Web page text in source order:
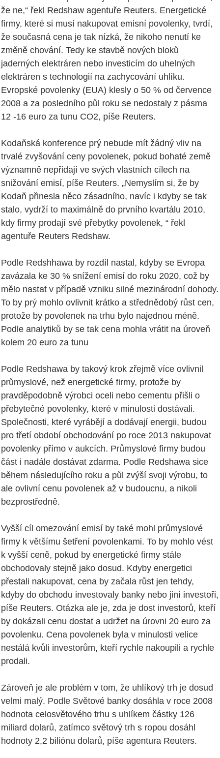
že ne,“ řekl Redshaw agentuře Reuters. Energetické
firmy, které si musí nakupovat emisní povolenky, tvrdí,
že současná cena je tak nízká, že nikoho nenutí ke
změně chování. Tedy ke stavbě nových bloků
jaderných elektráren nebo investicím do uhelných
elektráren s technologií na zachycování uhlíku.
Evropské povolenky (EUA) klesly o 50 % od července
2008 a za posledního půl roku se nedostaly z pásma
12 -16 euro za tunu CO2, píše Reuters.
Kodaňská konference prý nebude mít žádný vliv na
trvalé zvyšování ceny povolenek, pokud bohaté země
významně nepřidají ve svých vlastních cílech na
snižování emisí, píše Reuters. „Nemyslím si, že by
Kodaň přinesla něco zásadního, navíc i kdyby se tak
stalo, vydrží to maximálně do prvního kvartálu 2010,
kdy firmy prodají své přebytky povolenek, “ řekl
agentuře Reuters Redshaw.
Podle Redshhawa by rozdíl nastal, kdyby se Evropa
zavázala ke 30 % snížení emisí do roku 2020, což by
mělo nastat v případě vzniku silné mezinárodní dohody.
To by prý mohlo ovlivnit krátko a střednědobý růst cen,
protože by povolenek na trhu bylo najednou méně.
Podle analytiků by se tak cena mohla vrátit na úroveň
kolem 20 euro za tunu
Podle Redshawa by takový krok zřejmě více ovlivnil
průmyslové, než energetické firmy, protože by
pravděpodobně výrobci oceli nebo cementu přišli o
přebytečné povolenky, které v minulosti dostávali.
Společnosti, které vyrábějí a dodávají energii, budou
pro třetí období obchodování po roce 2013 nakupovat
povolenky přímo v aukcích. Průmyslové firmy budou
část i nadále dostávat zdarma. Podle Redshawa sice
během následujícího roku a půl zvýší svoji výrobu, to
ale ovlivní cenu povolenek až v budoucnu, a nikoli
bezprostředně.
Vyšší cíl omezování emisí by také mohl průmyslové
firmy k většímu šetření povolenkami. To by mohlo vést
k vyšší ceně, pokud by energetické firmy stále
obchodovaly stejně jako dosud. Kdyby energetici
přestali nakupovat, cena by začala růst jen tehdy,
kdyby do obchodu investovaly banky nebo jiní investoři,
píše Reuters. Otázka ale je, zda je dost investorů, kteří
by dokázali cenu dostat a udržet na úrovni 20 euro za
povolenku. Cena povolenek byla v minulosti velice
nestálá kvůli investorům, kteří rychle nakoupili a rychle
prodali.
Zároveň je ale problém v tom, že uhlíkový trh je dosud
velmi malý. Podle Světové banky dosáhla v roce 2008
hodnota celosvětového trhu s uhlíkem částky 126
miliard dolarů, zatímco světový trh s ropou dosáhl
hodnoty 2,2 biliónu dolarů, píše agentura Reuters.